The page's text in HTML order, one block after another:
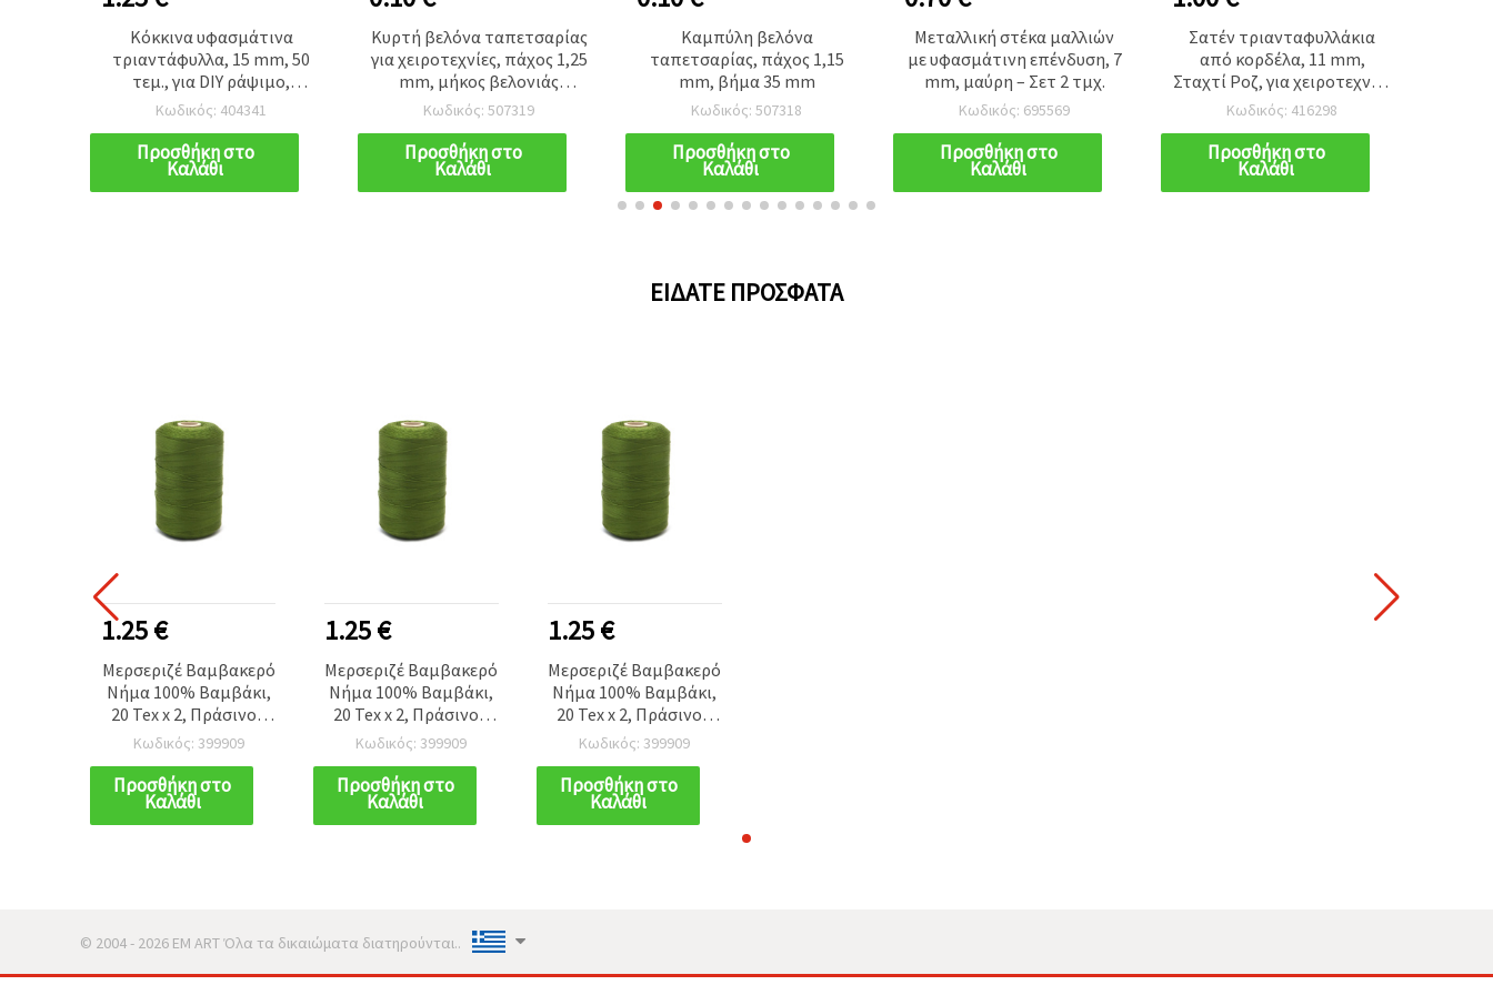
Κόκκινα υφασμάτινα
τριαντάφυλλα, 15 mm, 50
τεμ., για DIY ράψιμο,
scrapbooking & κατασκευή
καρτών
Κωδικός: 404341
Προσθήκη στο
Καλάθι
Κυρτή βελόνα ταπετσαρίας
για χειροτεχνίες, πάχος 1,25
mm, μήκος βελονιάς
περίπου 40 mm
Κωδικός: 507319
Προσθήκη στο
Καλάθι
Καμπύλη βελόνα
ταπετσαρίας, πάχος 1,15
mm, βήμα 35 mm
Κωδικός: 507318
Προσθήκη στο
Καλάθι
Μεταλλική στέκα μαλλιών
με υφασμάτινη επένδυση, 7
mm, μαύρη – Σετ 2 τμχ.
Κωδικός: 695569
Προσθήκη στο
Καλάθι
Σατέν τριανταφυλλάκια
από κορδέλα, 11 mm,
Σταχτί Ροζ, για χειροτεχνίες
& διακόσμηση – Συσκευασία
50 τεμ.
Κωδικός: 416298
Προσθήκη στο
Καλάθι
ΕΊΔΑΤΕ ΠΡΌΣΦΑΤΑ
1.25 €
Μερσεριζέ Βαμβακερό
Νήμα 100% Βαμβάκι,
20 Tex x 2, Πράσινο -
1000 μέτρα
Κωδικός: 399909
Προσθήκη στο
Καλάθι
1.25 €
Μερσεριζέ Βαμβακερό
Νήμα 100% Βαμβάκι,
20 Tex x 2, Πράσινο -
1000 μέτρα
Κωδικός: 399909
Προσθήκη στο
Καλάθι
1.25 €
Μερσεριζέ Βαμβακερό
Νήμα 100% Βαμβάκι,
20 Tex x 2, Πράσινο -
1000 μέτρα
Κωδικός: 399909
Προσθήκη στο
Καλάθι
© 2004 - 2026 EM ART Όλα τα δικαιώματα διατηρούνται..